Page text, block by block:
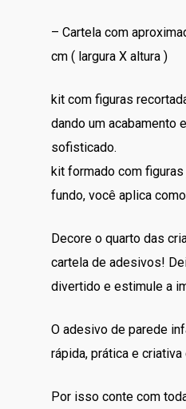
– Cartela com
cm ( largura X altura )
kit com figuras
dando um acabamento
sofisticado.
kit formado com
fundo, você aplica
Decore o quarto das
cartela de adesivos!
divertido e estimule a
O adesivo de parede
rápida, prática e criativa
Por isso conte com